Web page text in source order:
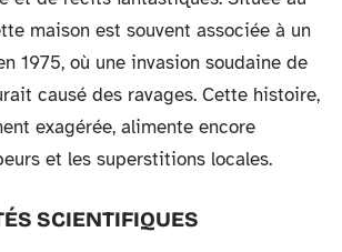
maison est souvent associée à un
1975, où une invasion soudaine de
causé des ravages. Cette histoire,
exagérée, alimente encore
et les superstitions locales.
SCIENTIFIQUES